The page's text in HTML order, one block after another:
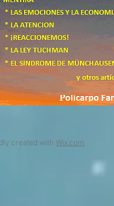
created with Wix.com